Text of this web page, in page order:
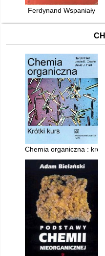
Ferdynand Wspaniały
Chemia organiczna :